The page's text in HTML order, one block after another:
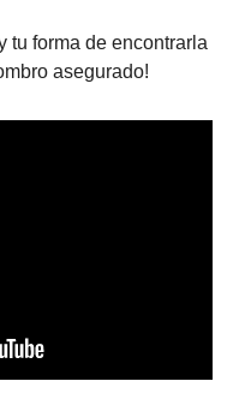
tu forma de encontrarla
asegurado!